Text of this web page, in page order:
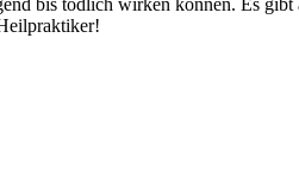
bis tödlich wirken können. Es